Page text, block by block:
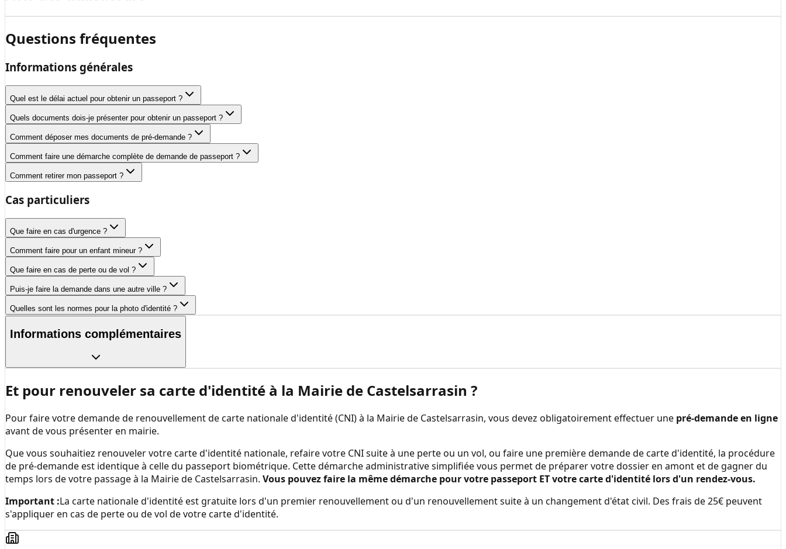
Questions fréquentes
Informations générales
Quel est le délai actuel pour obtenir un passeport ?
Quels documents dois-je présenter pour obtenir un passeport ?
Comment déposer mes documents de pré-demande ?
Comment faire une démarche complète de demande de passeport ?
Comment retirer mon passeport ?
Cas particuliers
Que faire en cas d'urgence ?
Comment faire pour un enfant mineur ?
Que faire en cas de perte ou de vol ?
Puis-je faire la demande dans une autre ville ?
Quelles sont les normes pour la photo d'identité ?
Informations complémentaires
Et pour renouveler sa carte d'identité à la Mairie de Castelsarrasin ?
Pour faire votre demande de renouvellement de carte nationale d'identité (CNI) à la Mairie de Castelsarrasin, vous devez obligatoirement effectuer une pré-demande en ligne
avant de vous présenter en mairie.
Que vous souhaitiez renouveler votre carte d'identité nationale, refaire votre CNI suite à une perte ou un vol, ou faire une première demande de carte d'identité, la procédure
de pré-demande est identique à celle du passeport biométrique. Cette démarche administrative simplifiée vous permet de préparer votre dossier en amont et de gagner du
temps lors de votre passage à la Mairie de Castelsarrasin. Vous pouvez faire la même démarche pour votre passeport ET votre carte d'identité lors d'un rendez-vous.
Important :La carte nationale d'identité est gratuite lors d'un premier renouvellement ou d'un renouvellement suite à un changement d'état civil. Des frais de 25€ peuvent
s'appliquer en cas de perte ou de vol de votre carte d'identité.